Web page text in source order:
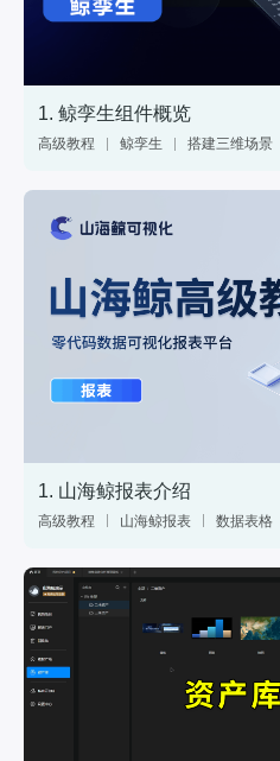
1. 鲸孪生组件概览
高级教程 鲸孪生
搭建三维场景
1. 山海鲸报表介绍
高级教程 山海鲸报表
数据表格